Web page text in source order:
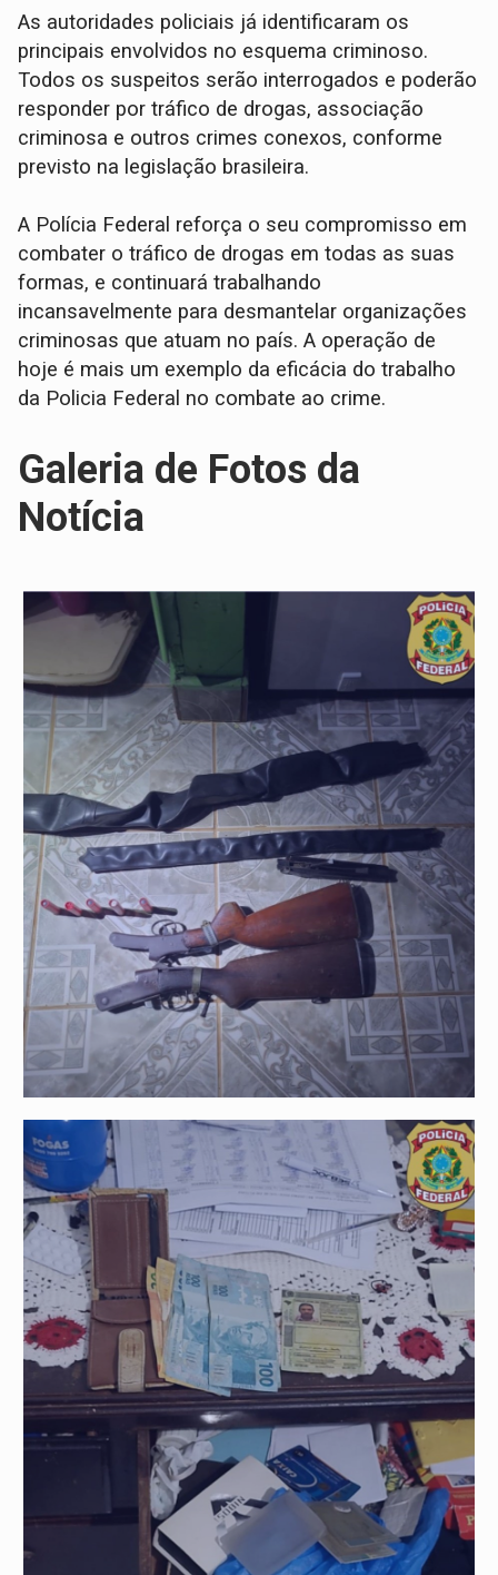
As autoridades policiais já identificaram os
principais envolvidos no esquema criminoso.
Todos os suspeitos serão interrogados e poderão
responder por tráfico de drogas, associação
criminosa e outros crimes conexos, conforme
previsto na legislação brasileira.
A Polícia Federal reforça o seu compromisso em
combater o tráfico de drogas em todas as suas
formas, e continuará trabalhando
incansavelmente para desmantelar organizações
criminosas que atuam no país. A operação de
hoje é mais um exemplo da eficácia do trabalho
da Policia Federal no combate ao crime.
Galeria de Fotos da
Notícia